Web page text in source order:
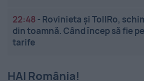
22:48 - Rovinieta și TollRo,
din toamnă. Când încep să fie
tarife
HAI România!